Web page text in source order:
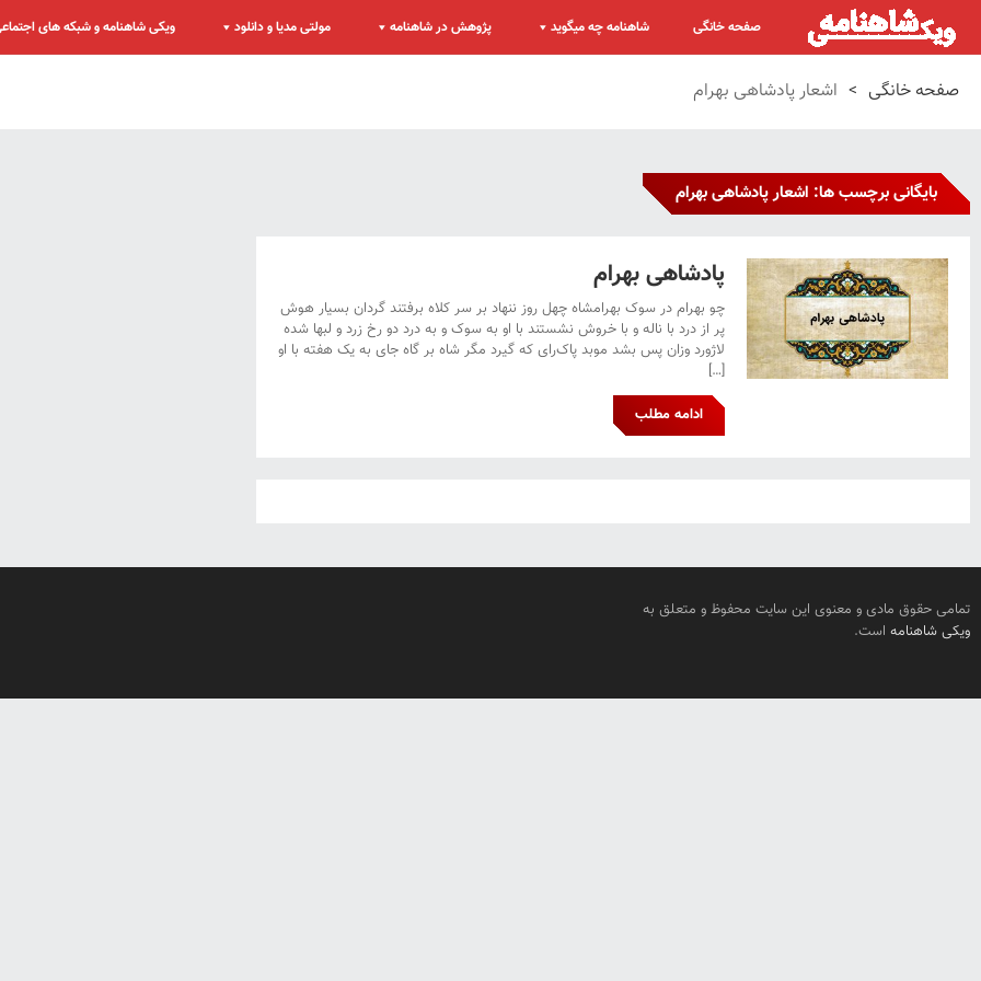
صفحه خانگی شاهنامه چه میگوید پژوهش در شاهنامه مولتی مدیا و دانلود ویکی شاهنامه و شبکه های
صفحه خانگی > اشعار پادشاهی بهرام
بایگانی برچسب ها: اشعار پادشاهی بهرام
پادشاهی بهرام
چو بهرام در سوک بهرامشاه چهل روز ننهاد بر سر کلاه برفتند گردان بسیار هوش
پر از درد با ناله و با خروش نشستند با او به سوک و به درد دو رخ زرد و لبها شده
لاژورد وزان پس بشد موبد پاک‌رای که گیرد مگر شاه بر گاه جای به یک هفته با او
[…]
ادامه مطلب
تمامی حقوق مادی و معنوی این سایت محفوظ و متعلق به
ویکی شاهنامه است.